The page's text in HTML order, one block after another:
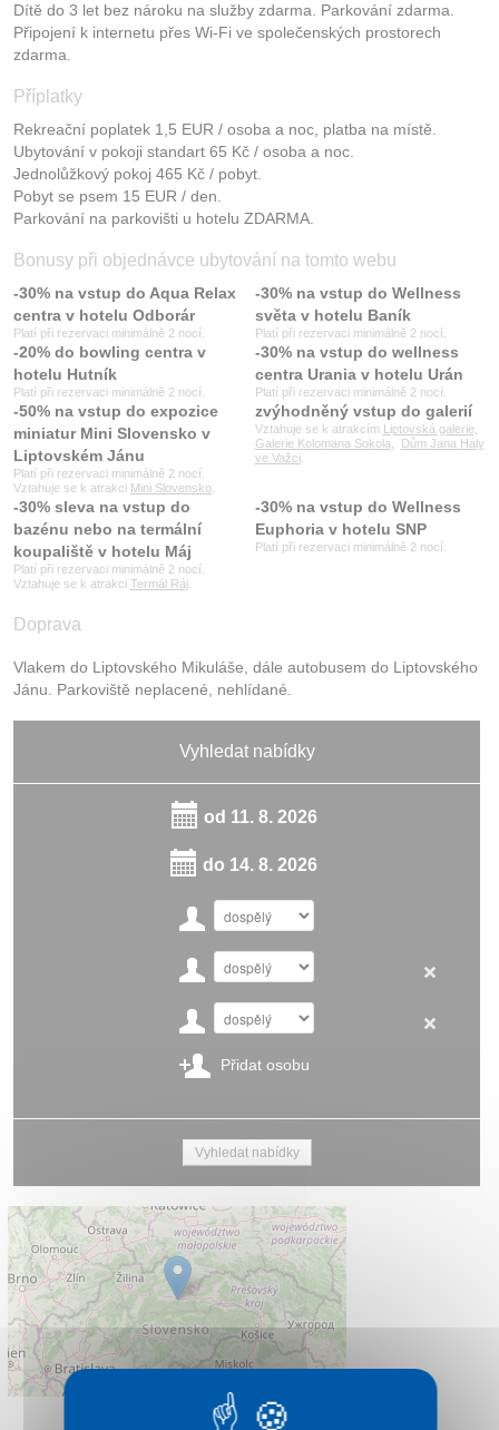
Dítě do 3 let bez nároku na služby zdarma. Parkování zdarma.
Připojení k internetu přes Wi-Fi ve společenských prostorech
zdarma.
Příplatky
Rekreační poplatek 1,5 EUR / osoba a noc, platba na místě.
Ubytování v pokoji standart 65 Kč / osoba a noc.
Jednolůžkový pokoj 465 Kč / pobyt.
Pobyt se psem 15 EUR / den.
Parkování na parkovišti u hotelu ZDARMA.
Bonusy při objednávce ubytování na tomto webu
-30% na vstup do Aqua Relax
centra v hotelu Odborár
Platí při rezervaci minimálně 2 nocí.
-30% na vstup do Wellness
světa v hotelu Baník
Platí při rezervaci minimálně 2 nocí.
-20% do bowling centra v
hotelu Hutník
Platí při rezervaci minimálně 2 nocí.
-30% na vstup do wellness
centra Urania v hotelu Urán
Platí při rezervaci minimálně 2 nocí.
-50% na vstup do expozice
miniatur Mini Slovensko v
Liptovském Jánu
Platí při rezervaci minimálně 2 nocí.
Vztahuje se k atrakci Mini Slovensko
zvýhodněný vstup do galerií
Vztahuje se k atrakcím Liptovská galerie
Galerie Kolomana Sokola
Dům Jana Hály
ve Važci.
-30% sleva na vstup do
bazénu nebo na termální
koupaliště v hotelu Máj
Platí při rezervaci minimálně 2 nocí.
Vztahuje se k atrakci Termál Ráj
-30% na vstup do Wellness
Euphoria v hotelu SNP
Platí při rezervaci minimálně 2 nocí.
Doprava
Vlakem do Liptovského Mikuláše, dále autobusem do Liptovského
Jánu. Parkoviště neplacené, nehlídané.
Vyhledat nabídky
od 11. 8. 2026
do 14. 8. 2026
Přidat osobu